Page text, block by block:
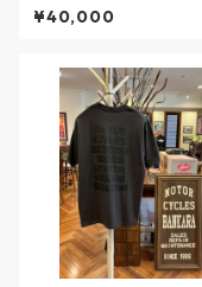
¥40,000